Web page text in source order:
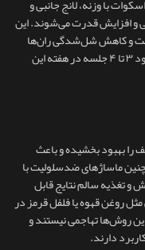
با وزنه، لانج جانبی و
و افزایش قدرت می‌شوند. این
و کاهش شل‌شدگی ران‌ها
کمک می‌کنند. برای نتیجه‌گیری بهتر، توصیه می‌شود ۳ تا ۴ جلسه در هفته این
را بهبود بخشیده و باعث
ماساژهای ضدسلولیت با
و تغذیه سالم نتایج قابل
روغن قهوه یا فلفل قرمز در
روش‌ها تهاجمی نیستند و
دارند.